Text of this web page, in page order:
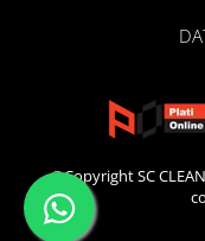
©Copyright SC